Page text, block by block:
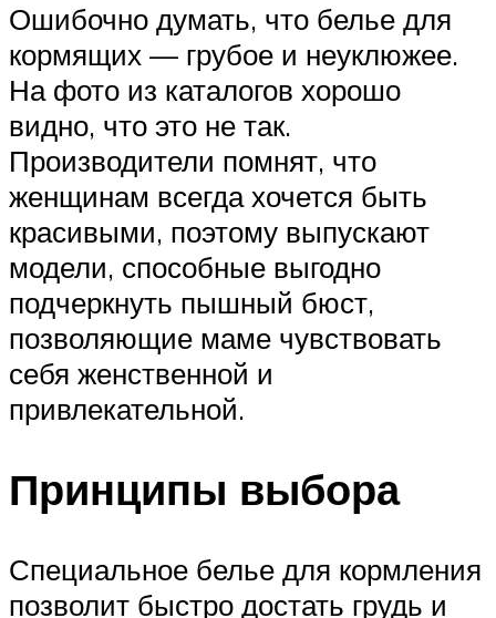
Ошибочно думать, что белье для
кормящих — грубое и неуклюжее.
На фото из каталогов хорошо
видно, что это не так.
Производители помнят, что
женщинам всегда хочется быть
красивыми, поэтому выпускают
модели, способные выгодно
подчеркнуть пышный бюст,
позволяющие маме чувствовать
себя женственной и
привлекательной.
Принципы выбора
Специальное белье для кормления
позволит быстро достать грудь и